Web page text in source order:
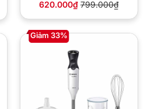
620.000₫ 799.000₫
Giảm 33%